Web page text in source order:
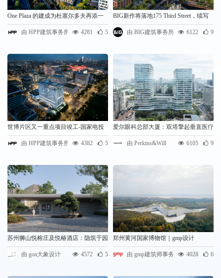
One Plaza 的建成为杜塞尔多夫再添一
座标志性建筑 | HPP建筑事务所
由 HPP建筑事务所 4281 5
BIG新作将落地175 Third Street，续写
Gowanus天际线
由 BIG建筑事务所 6122 9
世博片区又一重点项目竣工-国家电投
上电大厦 | HPP DESIGN
由 HPP建筑事务所 4382 5
爱尔眼科总部大厦：双塔擎起垂直医疗
新生态｜Perkins&Will
由 Perkins&Will 6105 9
苏州狮山悦榕庄及悦椿酒店：隐筑于园
/ goa大象设计
由 goa大象设计 4572 5
郑州黄河国家博物馆｜gmp设计
由 gmp建筑师事务所 4028 6